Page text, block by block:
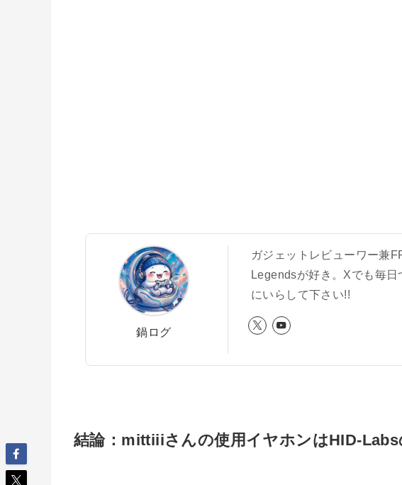
鍋ログ
ガジェットレビューワー兼
Legendsが好き。Xでも毎
にいらして下さい!!
結論：mittiiiさんの使用イヤホンはHID-Labs